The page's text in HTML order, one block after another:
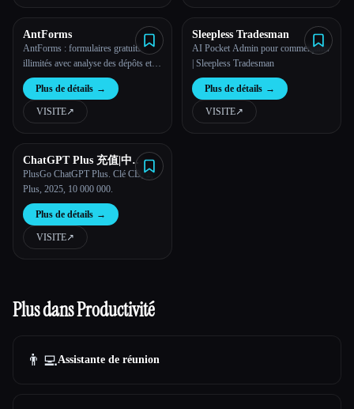
AntForms
AntForms : formulaires gratuits
illimités avec analyse des dépôts et
IA
Plus de détails →
VISITE↗︎
Sleepless Tradesman
AI Pocket Admin pour commerçants
| Sleepless Tradesman
Plus de détails →
VISITE↗︎
ChatGPT Plus 充值|中
国|PlusGO
PlusGo ChatGPT Plus. Clé CD, 2,
Plus, 2025, 10 000 000.
Plus de détails →
VISITE↗︎
Plus dans Productivité
👨‍💻Assistante de réunion